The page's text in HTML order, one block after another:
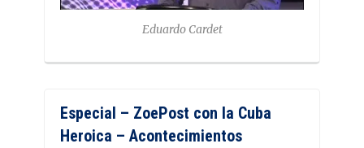
Eduardo Cardet
Especial – ZoePost con la Cuba
Heroica – Acontecimientos